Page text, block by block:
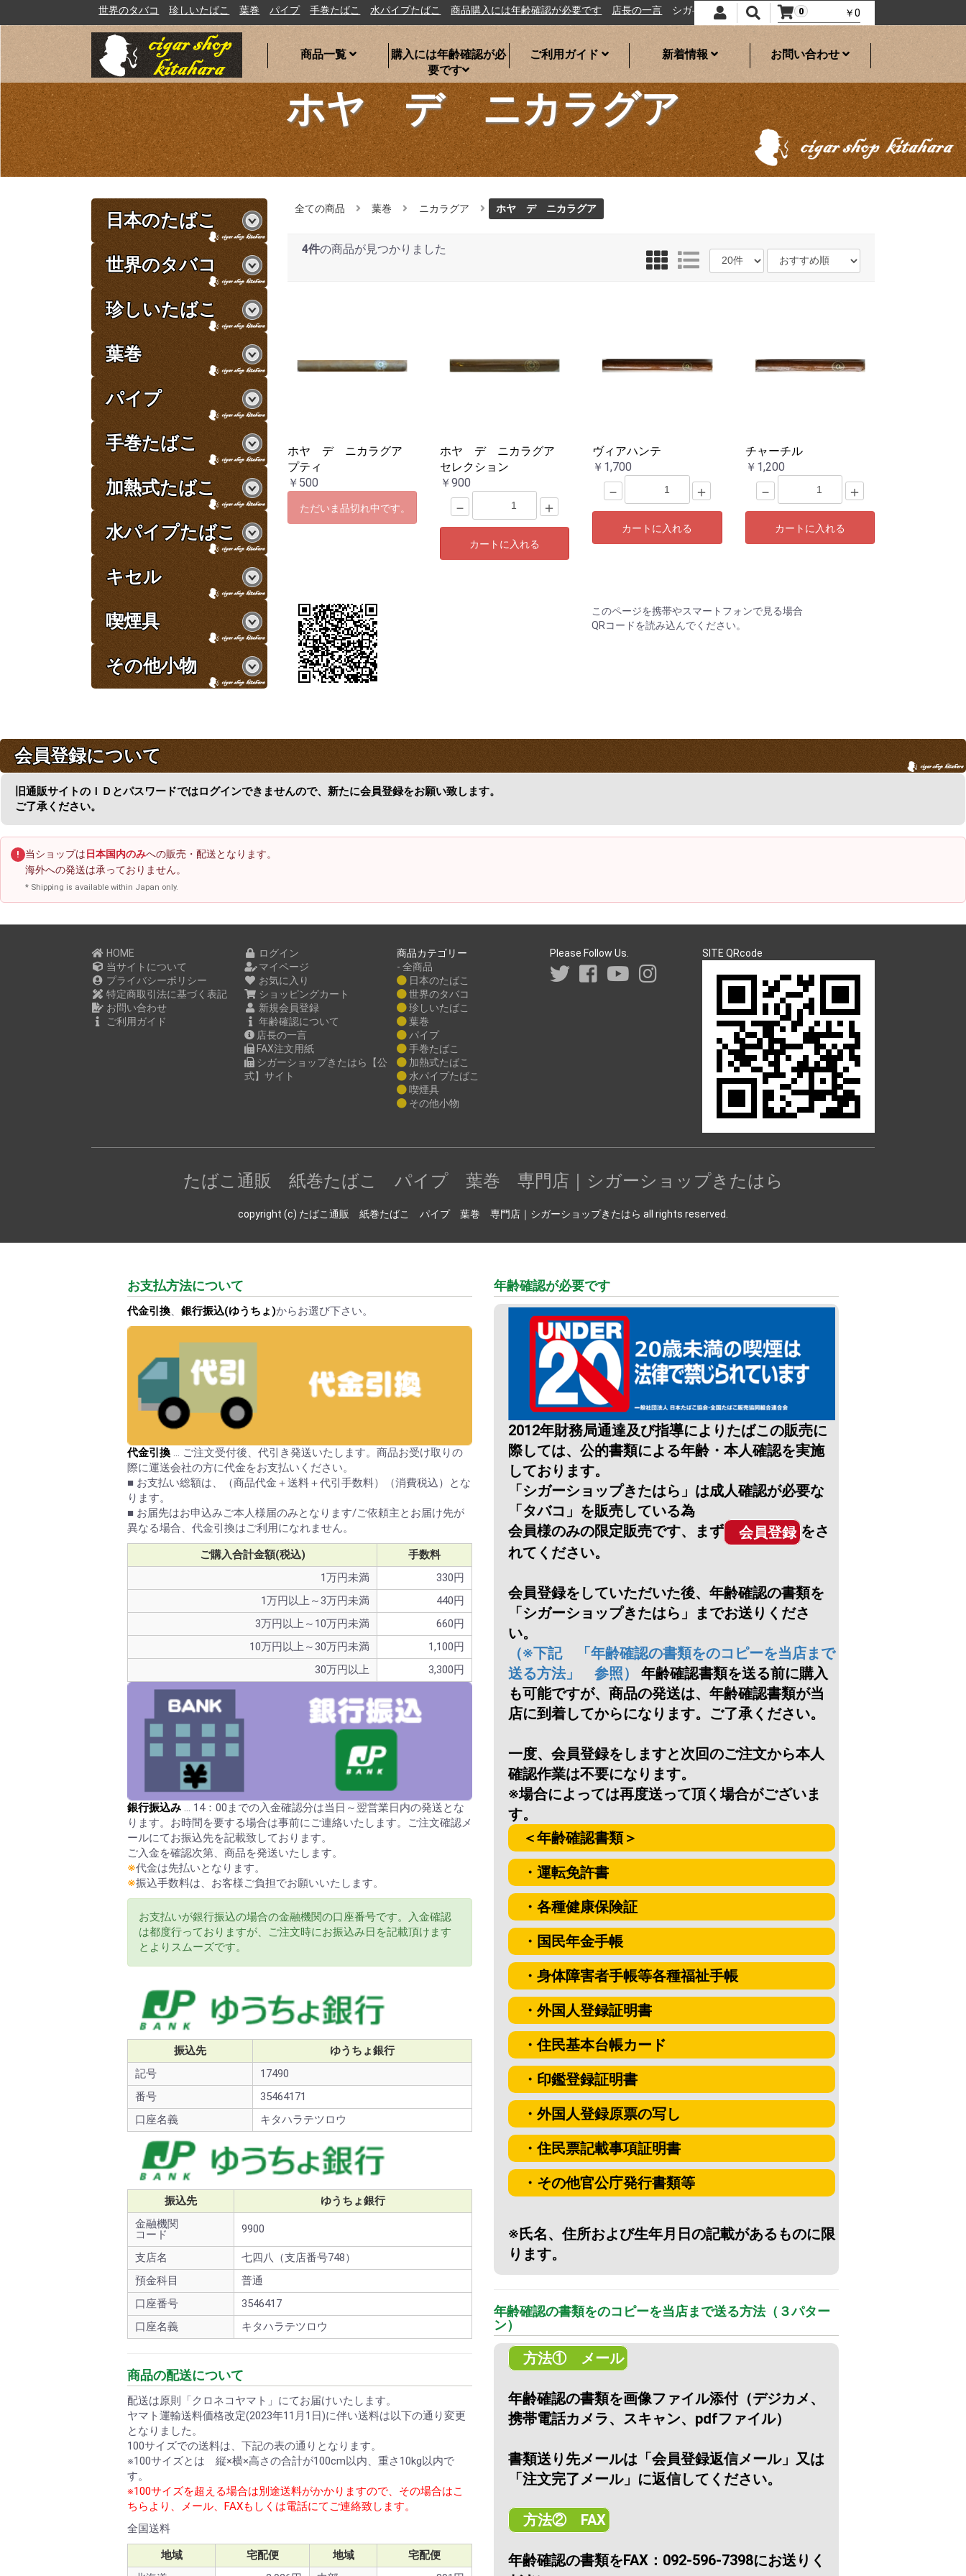
世界のタバコ 珍しいたばこ 葉巻 パイプ 手巻たばこ 水パイプたばこ 商品購入には年齢確認が必要です 店長の一言 シガ―ショップきたはら 日本のたばこ
0 ￥0
商品一覧
購入には年齢確認が必
要です
ご利用ガイド 新着情報 お問い合わせ
ホヤ デ ニカラグア
日本のたばこ
世界のタバコ
珍しいたばこ
葉巻
パイプ
手巻たばこ
加熱式たばこ
水パイプたばこ
キセル
喫煙具
その他小物
全ての商品 葉巻 ニカラグア ホヤ デ ニカラグア
4件の商品が見つかりました
ホヤ デ ニカラグア
プティ
￥500
ただいま品切れ中です。
ホヤ デ ニカラグア
セレクション
￥900
－ ＋
カートに入れる
ヴィアハンテ
￥1,700
－ ＋
カートに入れる
チャーチル
￥1,200
－ ＋
カートに入れる
お買い物を続ける カートへ進む
このページを携帯やスマートフォンで見る場合
QRコードを読み込んでください。
会員登録について
旧通販サイトのＩＤとパスワードではログインできませんので、新たに会員登録をお願い致します。
ご了承ください。
! 当ショップは 日本国内のみへの販売・配送となります。
海外への発送は承っておりません。
* Shipping is available within Japan only.
HOME
当サイトについて
プライバシーポリシー
特定商取引法に基づく表記
お問い合わせ
ご利用ガイド
ログイン
マイページ
お気に入り
ショッピングカート
新規会員登録
年齢確認について
店長の一言
FAX注文用紙
シガーショップきたはら【公
式】サイト
商品カテゴリー
- 全商品
日本のたばこ
世界のタバコ
珍しいたばこ
葉巻
パイプ
手巻たばこ
加熱式たばこ
水パイプたばこ
喫煙具
その他小物
Please Follow Us. SITE QRcode
たばこ通販 紙巻たばこ パイプ 葉巻 専門店｜シガーショップきたはら
copyright (c) たばこ通販 紙巻たばこ パイプ 葉巻 専門店｜シガーショップきたはら all rights reserved.
お支払方法について
代金引換、 銀行振込(ゆうちょ)からお選び下さい。
代金引換 … ご注文受付後、代引き発送いたします。商品お受け取りの
際に運送会社の方に代金をお支払いください。
■ お支払い総額は、（商品代金＋送料＋代引手数料）（消費税込）とな
ります。
■ お届先はお申込みご本人様届のみとなります/ご依頼主とお届け先が
異なる場合、代金引換はご利用になれません。
ご購入合計金額(税込)
手数料
1万円未満
330円
1万円以上～3万円未満
440円
3万円以上～10万円未満
660円
10万円以上～30万円未満
1,100円
30万円以上
3,300円
銀行振込み … 14：00までの入金確認分は当日～翌営業日内の発送とな
ります。お時間を要する場合は事前にご連絡いたします。ご注文確認メ
ールにてお振込先を記載致しております。
ご入金を確認次第、商品を発送いたします。
※代金は先払いとなります。
※振込手数料は、お客様ご負担でお願いいたします。
お支払いが銀行振込の場合の金融機関の口座番号です。入金確認
は都度行っておりますが、ご注文時にお振込み日を記載頂けます
とよりスムーズです。
振込先
ゆうちょ銀行
記号
17490
番号
35464171
口座名義
キタハラテツロウ
振込先
ゆうちょ銀行
金融機関
コード
9900
支店名
七四八（支店番号748）
預金科目
普通
口座番号
3546417
口座名義
キタハラテツロウ
商品の配送について
配送は原則「クロネコヤマト」にてお届けいたします。
ヤマト運輸送料価格改定(2023年11月1日)に伴い送料は以下の通り変更
となりました。
100サイズでの送料は、下記の表の通りとなります。
※100サイズとは 縦×横×高さの合計が100cm以内、重さ10kg以内で
す。
※100サイズを超える場合は別途送料がかかりますので、その場合はこ
ちらより、メール、FAXもしくは電話にてご連絡致します。
全国送料
地域 宅配便 地域
宅配便
年齢確認が必要です
2012年財務局通達及び指導によりたばこの販売に
際しては、公的書類による年齢・本人確認を実施
しております。
「シガーショップきたはら」は成人確認が必要な
「タバコ」を販売している為
会員様のみの限定販売です、まず
会員登録 をさ
れてください。
会員登録をしていただいた後、年齢確認の書類を
「シガーショップきたはら」までお送りくださ
い。
（※下記 「年齢確認の書類をのコピーを当店まで
送る方法」 参照）
年齢確認書類を送る前に購入
も可能ですが、商品の発送は、年齢確認書類が当
店に到着してからになります。ご了承ください。
一度、会員登録をしますと次回のご注文から本人
確認作業は不要になります。
※場合によっては再度送って頂く場合がございま
す。
＜年齢確認書類＞
・運転免許書
・各種健康保険証
・国民年金手帳
・身体障害者手帳等各種福祉手帳
・外国人登録証明書
・住民基本台帳カード
・印鑑登録証明書
・外国人登録原票の写し
・住民票記載事項証明書
・その他官公庁発行書類等
※氏名、住所および生年月日の記載があるものに限
ります。
年齢確認の書類をのコピーを当店まで送る方法（３パター
ン）
方法① メール
年齢確認の書類を画像ファイル添付（デジカメ、
携帯電話カメラ、スキャン、pdfファイル）
書類送り先メールは「会員登録返信メール」又は
「注文完了メール」に返信してください。
方法② FAX
年齢確認の書類をFAX：092-596-7398にお送りく